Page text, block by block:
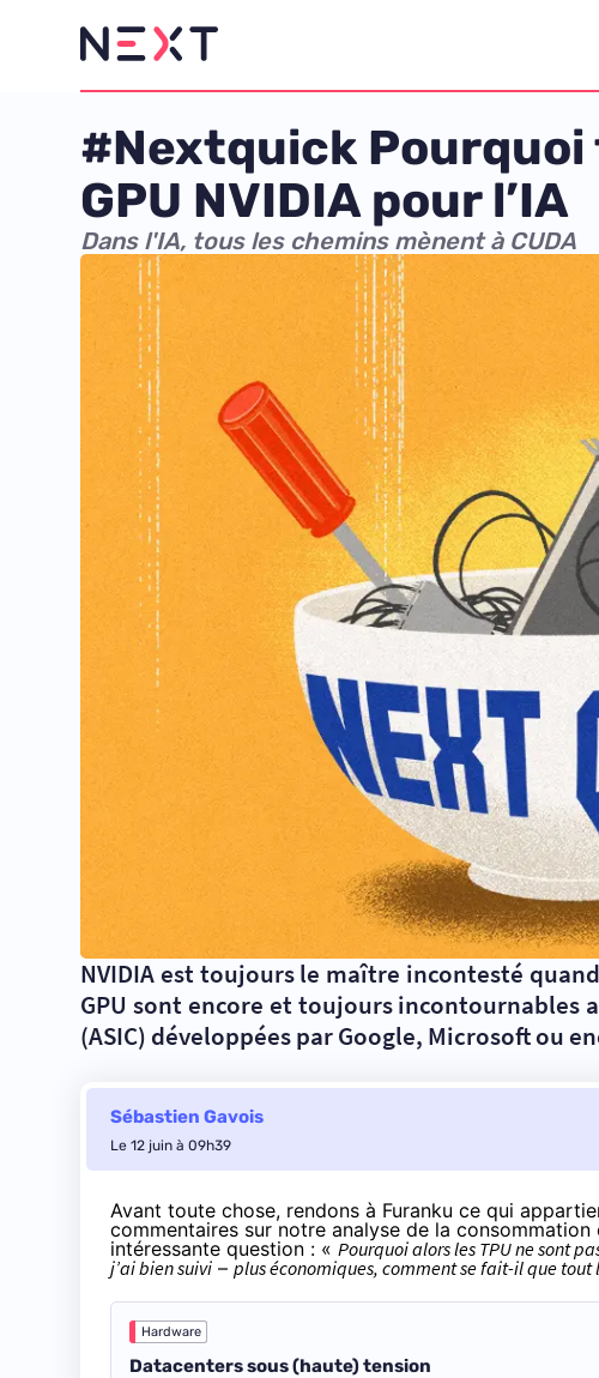
#Nextquick
GPU NVIDIA pour l’IA
Dans l'IA, tous les chemins mènent à CUDA
NVIDIA est toujours le maître incontesté
GPU sont encore et toujours incontournables
(ASIC) développées par Google, Microsoft ou
Sébastien Gavois
Le 12 juin à 09h39
Avant toute chose, rendons à Furanku ce qui
commentaires sur notre analyse de la
intéressante question : « Pourquoi alors les TPU ne sont
j’ai bien suivi – plus économiques, comment se fait-il que tout
Hardware
Datacenters sous (haute) tension